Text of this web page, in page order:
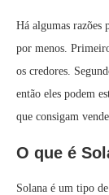
Há algumas razões
por menos.
os credores.
então eles podem
que consigam
O que é
Solana é um tipo